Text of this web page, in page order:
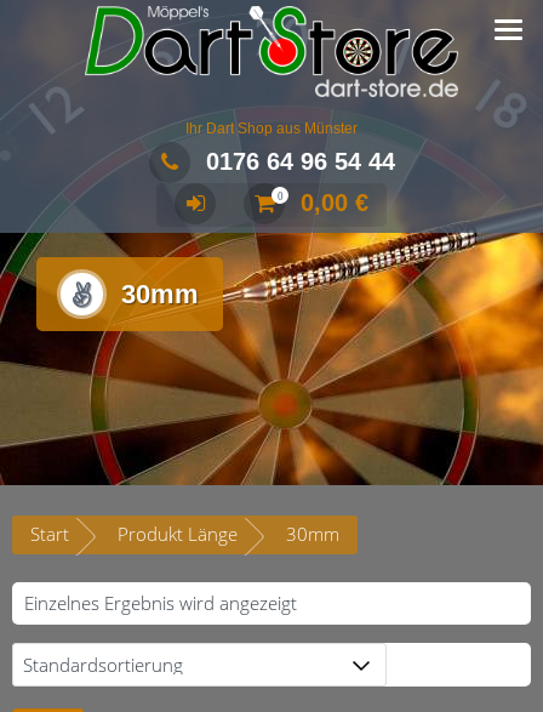
Ihr Dart Shop aus Münster
0176 64 96 54 44
0 0,00 €
30mm
Start Produkt Länge 30mm
Einzelnes Ergebnis wird angezeigt